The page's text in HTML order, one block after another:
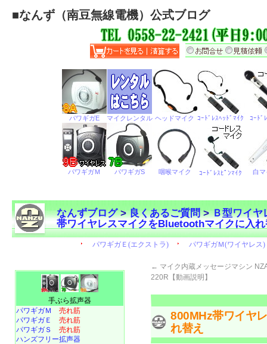
■なんず（南豆無線電機）公式ブログ
なんずブログ>良くあるご質問>Ｂ型ワイヤ
帯ワイヤレスマイクをBluetoothマイクに入
← マイク内蔵メッセージマシン
220R【動画説明】
800MHz帯ワイヤ
れ替え
手ぶら拡声器
パワギガＭ 売れ筋
パワギガＥ 売れ筋
パワギガＳ 売れ筋
ハンズフリー拡声器